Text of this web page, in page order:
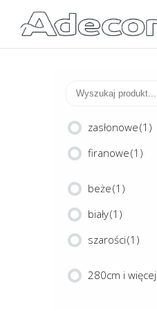
zasłonowe(1)
firanowe(1)
beże(1)
biały(1)
szarości(1)
280cm i więcej